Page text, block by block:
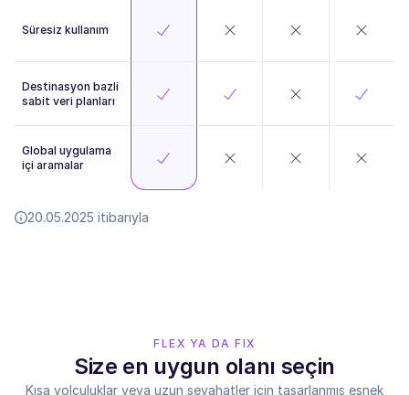
Süresiz kullanım
Destinasyon bazli
sabit veri planları
Global uygulama
içi aramalar
20.05.2025 itibarıyla
FLEX YA DA FIX
Size en uygun olanı seçin
Kısa yolculuklar veya uzun seyahatler için tasarlanmış esnek